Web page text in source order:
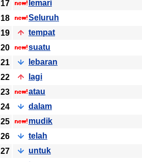
17
lemari
18
Seluruh
19
tempat
20
suatu
21
lebaran
22
lagi
23
atau
24
dalam
25
mudik
26
telah
27
untuk